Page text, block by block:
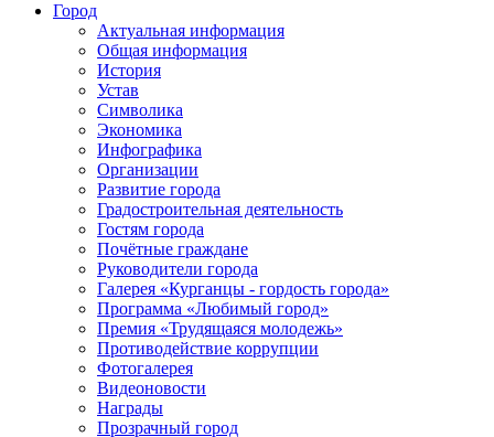
Город
Актуальная информация
Общая информация
История
Устав
Символика
Экономика
Инфографика
Организации
Развитие города
Градостроительная деятельность
Гостям города
Почётные граждане
Руководители города
Галерея «Курганцы - гордость города»
Программа «Любимый город»
Премия «Трудящаяся молодежь»
Противодействие коррупции
Фотогалерея
Видеоновости
Награды
Прозрачный город